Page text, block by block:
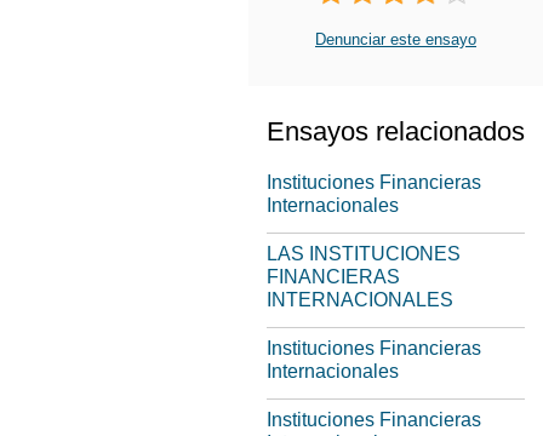
Denunciar este ensayo
Ensayos relacionados
Instituciones Financieras
Internacionales
LAS INSTITUCIONES
FINANCIERAS
INTERNACIONALES
Instituciones Financieras
Internacionales
Instituciones Financieras